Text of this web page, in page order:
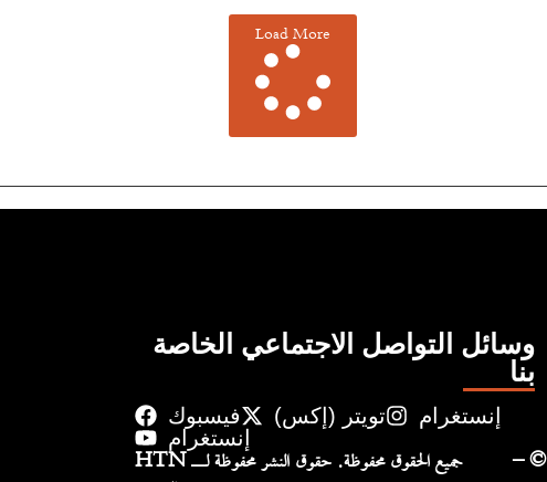
Load More
وسائل التواصل الاجتماعي الخاصة
بنا
فيسبوك تويتر (إكس)
إنستغرام
إنستغرام
– ©
جميع الحقوق محفوظة. حقوق النشر محفوظة لـ HTN